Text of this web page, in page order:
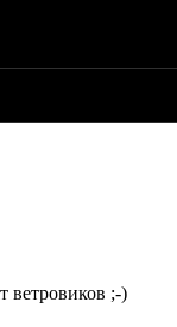
ветровиков ;-)